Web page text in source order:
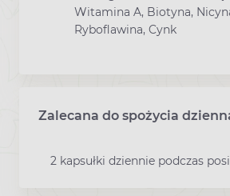
Witamina A, Biotyna,
Ryboflawina, Cynk
Zalecana do spożycia
2 kapsułki dziennie podczas